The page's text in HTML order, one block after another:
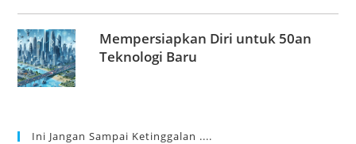
Mempersiapkan Diri untuk 50an
Teknologi Baru
Ini Jangan Sampai Ketinggalan ....